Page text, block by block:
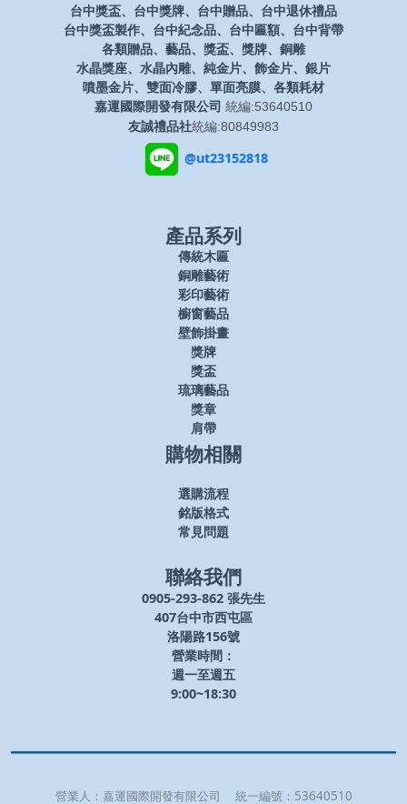
台中獎盃、台中獎牌、台中贈品、台中退休禮品
台中獎盃製作、台中紀念品、台中匾額、台中背帶
各類贈品、藝品、獎盃、獎牌、銅雕
水晶獎座、水晶內雕、純金片、飾金片、銀片
噴墨金片、雙面冷膠、單面亮膜、各類耗材
嘉運國際開發有限公司 統編:53640510
友誠禮品社統編:80849983
@ut23152818
產品系列
傳統木匾
銅雕藝術
彩印藝術
櫥窗藝品
壁飾掛畫
獎牌
獎盃
琉璃藝品
獎章
肩帶
購物相關
選購流程
銘版格式
常見問題
聯絡我們
0905-293-862 張先生
407台中市西屯區
洛陽路156號
營業時間：
週一至週五
9:00~18:30
營業人： 嘉運國際開發有限公司 統一編號： 53640510